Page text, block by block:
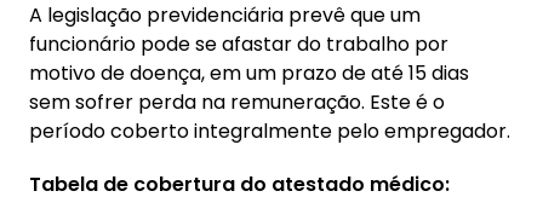
A legislação previdenciária prevê que um
funcionário pode se afastar do trabalho por
motivo de doença, em um prazo de até 15 dias
sem sofrer perda na remuneração. Este é o
período coberto integralmente pelo empregador.
Tabela de cobertura do atestado médico: